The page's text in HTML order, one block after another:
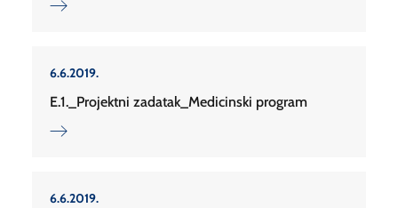
6.6.2019.
E.1._Projektni zadatak_Medicinski program
6.6.2019.